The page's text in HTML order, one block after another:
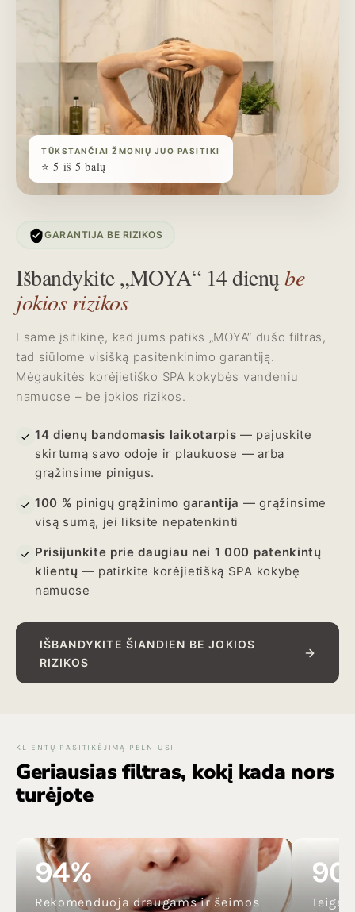
GARANTIJA BE RIZIKOS
Išbandykite „MOYA“ 14 dienųbe
jokios rizikos
Esame įsitikinę, kad jums patiks „MOYA“ dušo filtras,
tad siūlome visišką pasitenkinimo garantiją.
Mėgaukitės korėjietiško SPA kokybės vandeniu
namuose – be jokios rizikos.
14 dienų bandomasis laikotarpis — pajuskite
skirtumą savo odoje ir plaukuose — arba
grąžinsime pinigus.
100 % pinigų grąžinimo garantija — grąžinsime
visą sumą, jei liksite nepatenkinti
Prisijunkite prie daugiau nei 1 000 patenkintų
klientų — patirkite korėjietišką SPA kokybę
namuose
IŠBANDYKITE ŠIANDIEN BE JOKIOS
RIZIKOS
TŪKSTANČIAI ŽMONIŲ JUO PASITIKI
⭐️ 5 iš 5 balų
KLIENTŲ PASITIKĖJIMĄ PELNIUSI
Geriausias filtras, kokį kada nors
turėjote
94%
Rekomenduoja draugams ir šeimos
Teigė,